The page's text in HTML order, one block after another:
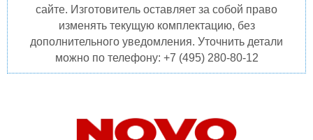
сайте. Изготовитель оставляет за собой право
изменять текущую комплектацию, без
дополнительного уведомления. Уточнить детали
можно по телефону: +7 (495) 280-80-12